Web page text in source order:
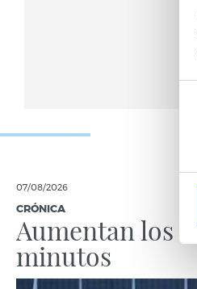
07/08/2026
CRÓNICA
Aumentan los
minutos